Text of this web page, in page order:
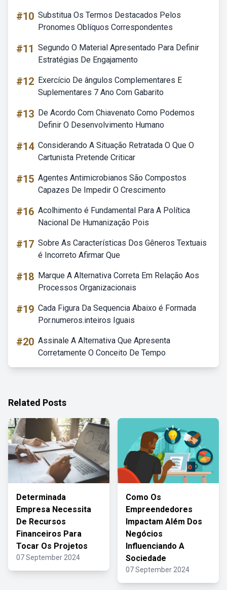
#10 Substitua Os Termos Destacados Pelos
Pronomes Oblíquos Correspondentes
#11 Segundo O Material Apresentado Para Definir
Estratégias De Engajamento
#12 Exercício De ângulos Complementares E
Suplementares 7 Ano Com Gabarito
#13 De Acordo Com Chiavenato Como Podemos
Definir O Desenvolvimento Humano
#14 Considerando A Situação Retratada O Que O
Cartunista Pretende Criticar
#15 Agentes Antimicrobianos São Compostos
Capazes De Impedir O Crescimento
#16 Acolhimento é Fundamental Para A Política
Nacional De Humanização Pois
#17 Sobre As Características Dos Gêneros Textuais
é Incorreto Afirmar Que
#18 Marque A Alternativa Correta Em Relação Aos
Processos Organizacionais
#19 Cada Figura Da Sequencia Abaixo é Formada
Por.numeros.inteiros Iguais
#20 Assinale A Alternativa Que Apresenta
Corretamente O Conceito De Tempo
Related Posts
Determinada
Empresa Necessita
De Recursos
Financeiros Para
Tocar Os Projetos
07 September 2024
Como Os
Empreendedores
Impactam Além Dos
Negócios
Influenciando A
Sociedade
07 September 2024